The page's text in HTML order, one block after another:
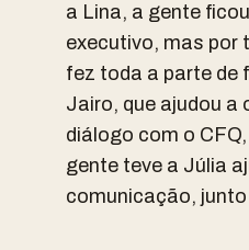
a Lina, a gente
executivo, mas por
fez toda a parte de
Jairo, que ajudou a
diálogo com o
gente teve a Júlia
comunicação,